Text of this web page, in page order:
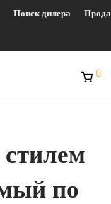
Поиск дилера
0
по